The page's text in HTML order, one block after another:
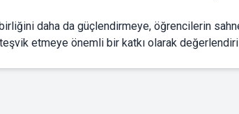
daha da güçlendirmeye, öğrencilerin
etmeye önemli bir katkı olarak